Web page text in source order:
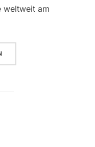
weltweit am
„5 TEAMS BEIM „NEW